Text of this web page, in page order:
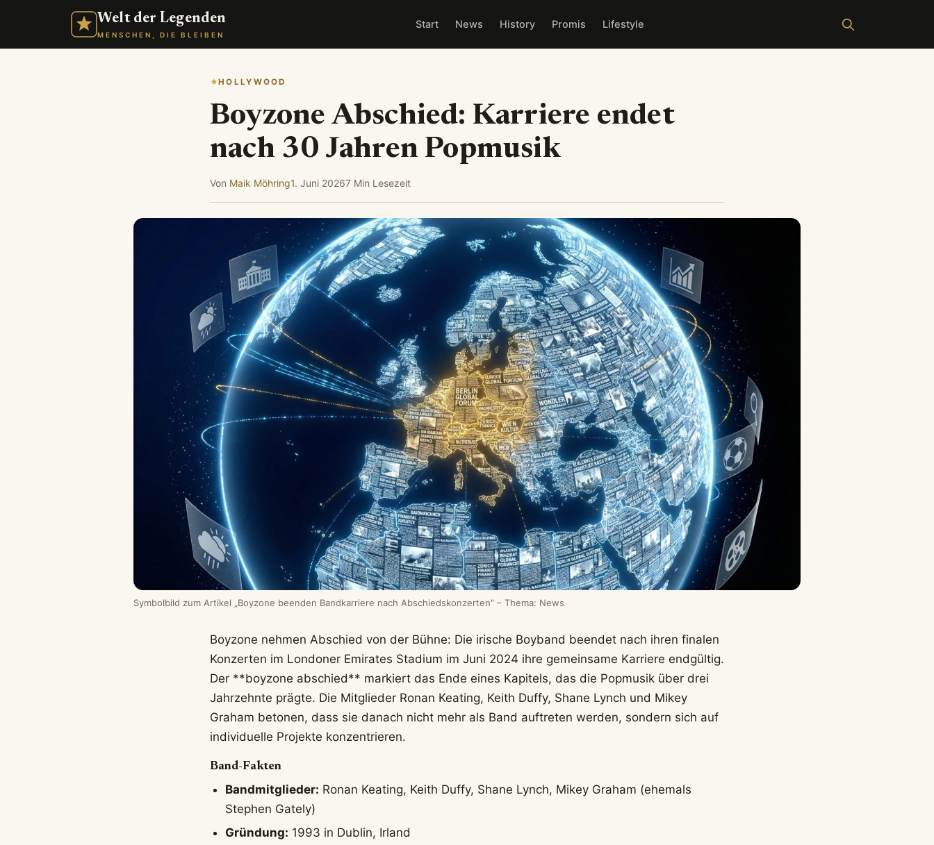
Welt der Legenden
MENSCHEN, DIE BLEIBEN
Start News History Promis Lifestyle
HOLLYWOOD
Boyzone Abschied: Karriere endet
nach 30 Jahren Popmusik
Von Maik Möhring1. Juni 20267 Min Lesezeit
Symbolbild zum Artikel „Boyzone beenden Bandkarriere nach Abschiedskonzerten" – Thema: News
Boyzone nehmen Abschied von der Bühne: Die irische Boyband beendet nach ihren finalen
Konzerten im Londoner Emirates Stadium im Juni 2024 ihre gemeinsame Karriere endgültig.
Der **boyzone abschied** markiert das Ende eines Kapitels, das die Popmusik über drei
Jahrzehnte prägte. Die Mitglieder Ronan Keating, Keith Duffy, Shane Lynch und Mikey
Graham betonen, dass sie danach nicht mehr als Band auftreten werden, sondern sich auf
individuelle Projekte konzentrieren.
Band-Fakten
Bandmitglieder: Ronan Keating, Keith Duffy, Shane Lynch, Mikey Graham (ehemals
Stephen Gately)
Gründung: 1993 in Dublin, Irland